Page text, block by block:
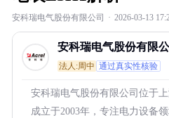
安科瑞电气股份有限公司 · 2026-03-13
安科瑞电气股份有限
法人:周中 通过真实性核验
安科瑞电气股份有限公司位于
成立于2003年，专注电力设备